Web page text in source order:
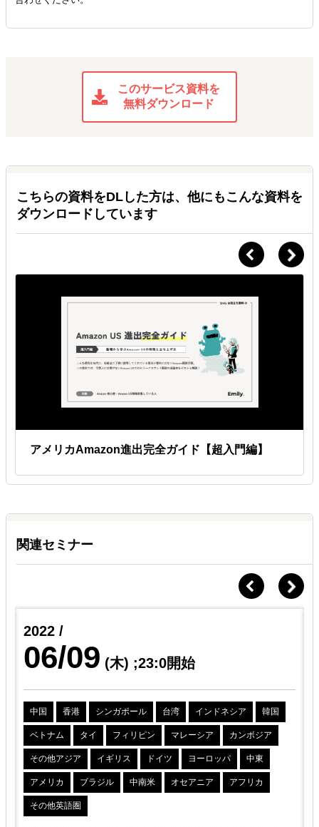
このサービス資料を
無料ダウンロード
こちらの資料をDLした方は、他にもこんな資料を
ダウンロードしています
アメリカAmazon進出完全ガイド【超入門編】
関連セミナー
2022 /
06/09 (木) ;23:0開始
中国 香港 シンガポール 台湾 インドネシア 韓国
ベトナム タイ フィリピン マレーシア カンボジア
その他アジア イギリス ドイツ ヨーロッパ 中東
アメリカ ブラジル 中南米 オセアニア アフリカ
その他英語圏